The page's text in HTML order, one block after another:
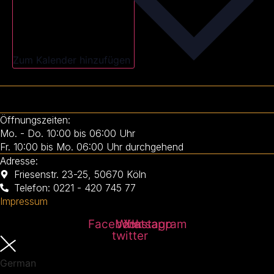
Zum Kalender hinzufügen
Öffnungszeiten:
Mo. - Do. 10:00 bis 06:00 Uhr
Fr. 10:00 bis Mo. 06:00 Uhr durchgehend
Adresse:
Friesenstr. 23-25, 50670 Köln
Telefon: 0221 - 420 745 77
Impressum
Facebook
X-
twitter
Whatsapp
Instagram
German